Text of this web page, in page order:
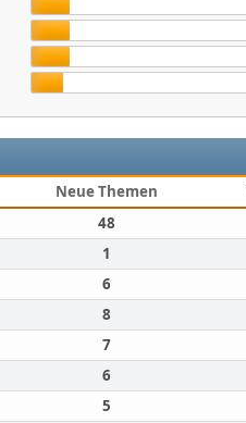
Neue Themen
48
1
6
8
7
6
5